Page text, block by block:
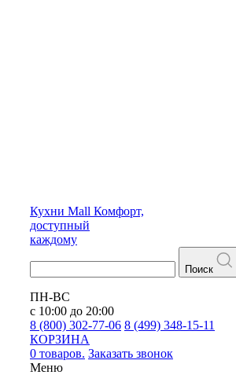
Кухни Mall Комфорт,
доступный
каждому
Поиск
ПН-ВС
с 10:00 до 20:00
8 (800) 302-77-06 8 (499) 348-15-11
КОРЗИНА
0 товаров. Заказать звонок
Меню